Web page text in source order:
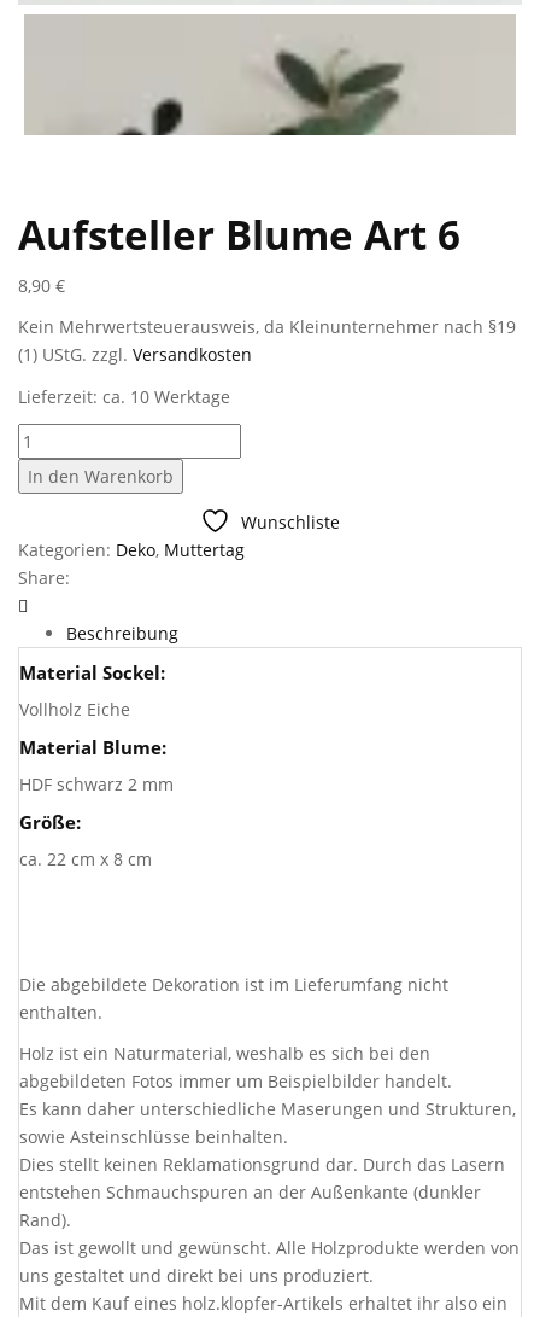
Aufsteller Blume Art 6
8,90 €
Kein Mehrwertsteuerausweis, da Kleinunternehmer nach §19
(1) UStG. zzgl. Versandkosten
Lieferzeit: ca. 10 Werktage
Aufsteller
Blume
Art
Menge
In den Warenkorb
Wunschliste
Kategorien: Deko, Muttertag
Share:
Beschreibung
Material Sockel:
Vollholz Eiche
Material Blume:
HDF schwarz 2 mm
Größe:
ca. 22 cm x 8 cm
Die abgebildete Dekoration ist im Lieferumfang nicht
enthalten.
Holz ist ein Naturmaterial, weshalb es sich bei den
abgebildeten Fotos immer um Beispielbilder handelt.
Es kann daher unterschiedliche Maserungen und Strukturen,
sowie Asteinschlüsse beinhalten.
Dies stellt keinen Reklamationsgrund dar. Durch das Lasern
entstehen Schmauchspuren an der Außenkante (dunkler
Rand).
Das ist gewollt und gewünscht. Alle Holzprodukte werden von
uns gestaltet und direkt bei uns produziert.
Mit dem Kauf eines holz.klopfer-Artikels erhaltet ihr also ein